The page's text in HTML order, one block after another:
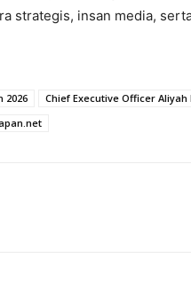
strategis, insan media,
2026
Chief Executive Officer Aliyah